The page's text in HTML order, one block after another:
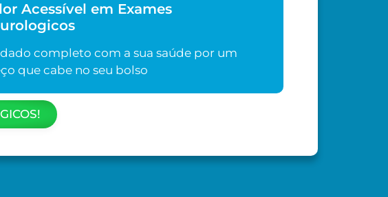
Acessível em Exames
completo com a sua saúde por um
que cabe no seu bolso